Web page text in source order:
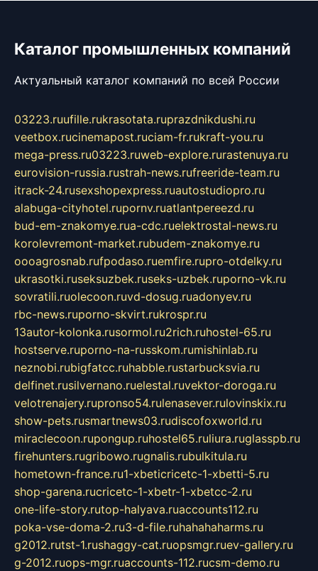
Каталог промышленных компаний
Актуальный каталог компаний по всей России
03223.ruufille.rukrasotata.ruprazdnikdushi.ru
veetbox.rucinemapost.ruciam-fr.rukraft-you.ru
mega-press.ru03223.ruweb-explore.rurastenuya.ru
eurovision-russia.rustrah-news.rufreeride-team.ru
itrack-24.rusexshopexpress.ruautostudiopro.ru
alabuga-cityhotel.rupornv.ruatlantpereezd.ru
bud-em-znakomye.rua-cdc.ruelektrostal-news.ru
korolevremont-market.rubudem-znakomye.ru
oooagrosnab.rufpodaso.ruemfire.rupro-otdelky.ru
ukrasotki.ruseksuzbek.ruseks-uzbek.ruporno-vk.ru
sovratili.ruolecoon.ruvd-dosug.ruadonyev.ru
rbc-news.ruporno-skvirt.rukrospr.ru
13autor-kolonka.rusormol.ru2rich.ruhostel-65.ru
hostserve.ruporno-na-russkom.rumishinlab.ru
neznobi.rubigfatcc.ruhabble.rustarbucksvia.ru
delfinet.rusilvernano.ruelestal.ruvektor-doroga.ru
velotrenajery.rupronso54.rulenasever.rulovinskix.ru
show-pets.rusmartnews03.rudiscofoxworld.ru
miraclecoon.rupongup.ruhostel65.ruliura.ruglasspb.ru
firehunters.rugribowo.rugnalis.rubulkitula.ru
hometown-france.ru1-xbeticricetc-1-xbetti-5.ru
shop-garena.rucricetc-1-xbetr-1-xbetcc-2.ru
one-life-story.rutop-halyava.ruaccounts112.ru
poka-vse-doma-2.ru3-d-file.ruhahahaharms.ru
g2012.rutst-1.rushaggy-cat.ruopsmgr.ruev-gallery.ru
g-2012.ruops-mgr.ruaccounts-112.rucsm-demo.ru